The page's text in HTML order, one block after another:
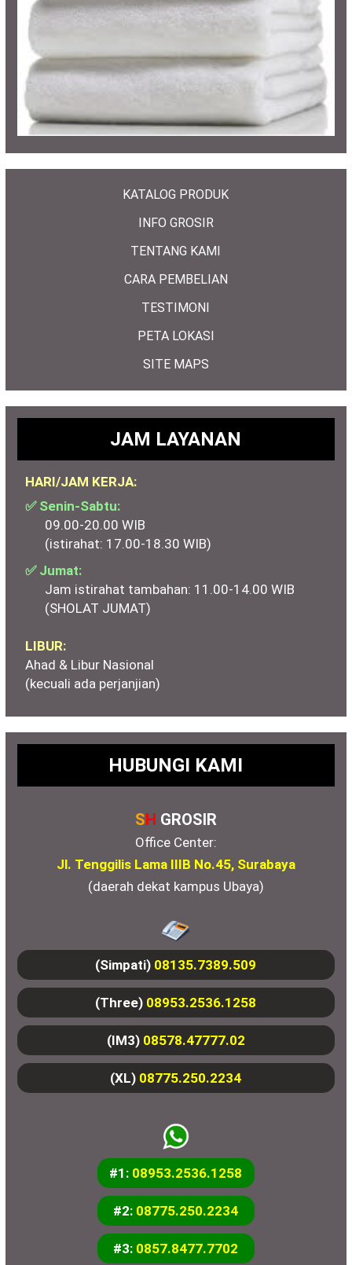
KATALOG PRODUK
INFO GROSIR
TENTANG KAMI
CARA PEMBELIAN
TESTIMONI
PETA LOKASI
SITE MAPS
JAM LAYANAN
HARI/JAM KERJA:
✅ Senin-Sabtu:
09.00-20.00 WIB
(istirahat: 17.00-18.30 WIB)
✅ Jumat:
Jam istirahat tambahan: 11.00-14.00 WIB
(SHOLAT JUMAT)
LIBUR:
Ahad & Libur Nasional
(kecuali ada perjanjian)
HUBUNGI KAMI
SH GROSIR
Office Center:
Jl. Tenggilis Lama IIIB No.45, Surabaya
(daerah dekat kampus Ubaya)
(Simpati) 08135.7389.509
(Three) 08953.2536.1258
(IM3) 08578.47777.02
(XL) 08775.250.2234
#1: 08953.2536.1258
#2: 08775.250.2234
#3: 0857.8477.7702